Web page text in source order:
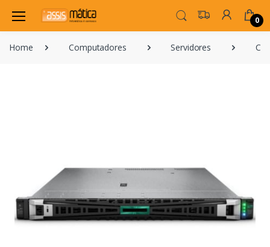
0
Home Computadores Servidores